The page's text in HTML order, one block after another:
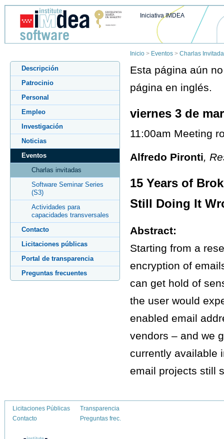
Iniciativa IMDEA
Inicio > Eventos > Charlas
Descripción
Patrocinio
Personal
Empleo
Investigación
Noticias
Eventos
Charlas invitadas
Software Seminar Series
(S3)
Actividades para
capacidades transversales
Contacto
Licitaciones públicas
Portal de transparencia
Preguntas frecuentes
Esta página aún
página en inglés.
viernes 3 de
11:00am Meeting
Alfredo Pironti,
15 Years of
Still Doing It
Abstract:
Starting from a
encryption of
can get hold of
the user would
enabled email
vendors – and we
currently available
email projects still
Licitaciones Públicas
Contacto
Transparencia
Preguntas frec.